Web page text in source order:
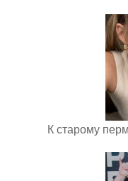
К старому